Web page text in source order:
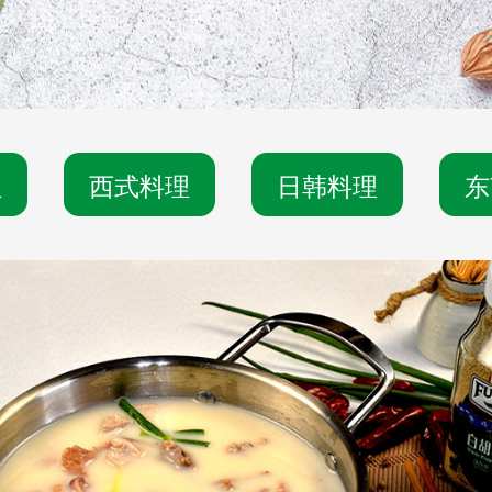
西式料理 日韩料理